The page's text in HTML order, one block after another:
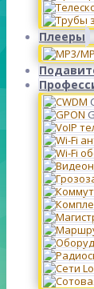
Плееры